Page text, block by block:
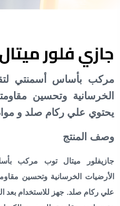
جازي فلور
مركب بأساس أسمنتي
الخرسانية وتحسين
يحتوي علي ركام صلد و
وصف المنتج
جازيفلور ميتال توب مركب
الأرضيات الخرسانية وتحسين
علي ركام صلد. جهز للاستخدام